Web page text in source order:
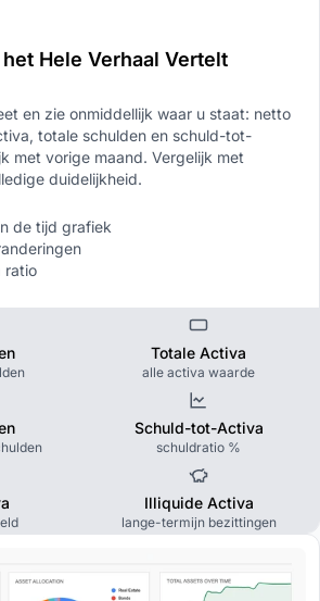
Hele Verhaal Vertelt
en zie onmiddellijk waar u staat: netto
totale schulden en schuld-tot-
met vorige maand. Vergelijk met
duidelijkheid.
de tijd grafiek
ratio
Totale Activa
alle activa waarde
Schuld-tot-Activa
schuldratio %
Illiquide Activa
lange-termijn bezittingen